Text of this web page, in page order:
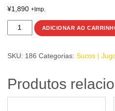
¥1,890 +Imp.
CHICHA
MORADA
1L
quantidade
ADICIONAR AO
SKU: 186 Categorias: Sucos |
Produtos